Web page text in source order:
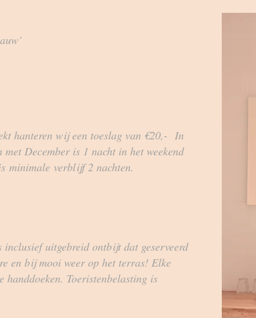
hanteren wij een toeslag van €20,- In
December is 1 nacht in het weekend
minimale verblijf 2 nachten.
uitgebreid ontbijt dat geserveerd
en bij mooi weer op het terras! Elke
handdoeken. Toeristenbelasting is